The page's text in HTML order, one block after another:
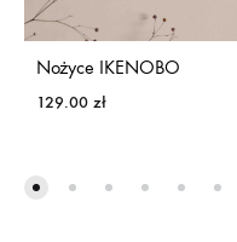
Nożyce IKENOBO
129.00 zł